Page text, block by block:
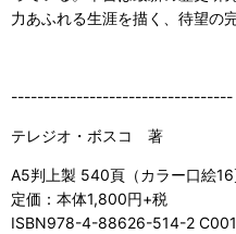
力あふれる生涯を描く、待望の完
----------------------------------
テレジオ・ボスコ 著
A5判上製 540頁（カラー口絵16
定価：本体1,800円+税
ISBN978-4-88626-514-2